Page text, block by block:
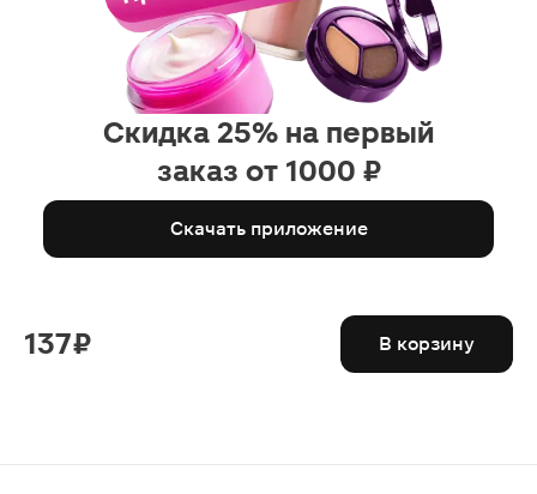
Скидка 25% на первый
заказ от 1000 ₽
Скачать приложение
137 ₽ В корзину